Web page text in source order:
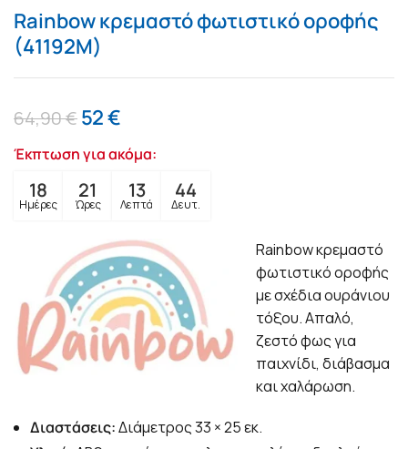
Rainbow κρεμαστό φωτιστικό οροφής
(41192M)
64,90€52€
Έκπτωση για ακόμα:
18
Ημέρες
21
Ώρες
13
Λεπτά
43
Δευτ.
Rainbow κρεμαστό
φωτιστικό οροφής
με σχέδια ουράνιου
τόξου. Απαλό,
ζεστό φως για
παιχνίδι, διάβασμα
και χαλάρωση.
Διαστάσεις:Διάμετρος 33 × 25 εκ.